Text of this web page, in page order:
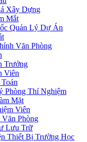
Xây Dựng
Mắt
Quản Lý Dự Án
Văn Phòng
Trưởng
Viên
Phòng Thí Nghiệm
Mặt
Viên
Phòng
Lưu Trữ
Thiết Bị Trường Học